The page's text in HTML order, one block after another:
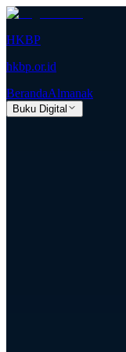
HKBP
hkbp.or.id
BerandaAlmanak
Buku Digital